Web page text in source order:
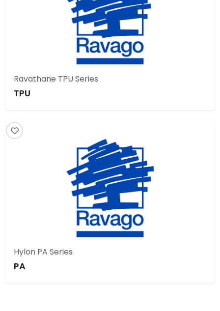
Ravathane TPU Series
TPU
Hylon PA Series
PA